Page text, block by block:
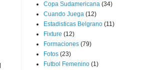
Copa Sudamericana (34)
Cuando Juega (12)
Estadisticas Belgrano (11)
Fixture (12)
Formaciones (79)
Fotos (23)
Futbol Femenino (1)